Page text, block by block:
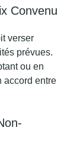
Convenu
verser
prévues.
ou en
accord entre